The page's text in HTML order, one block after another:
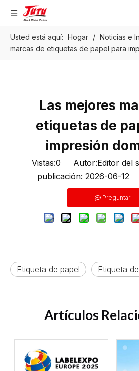
Usted está aquí: Hogar / Noticias e
marcas de etiquetas de papel para
Las mejores
etiquetas de
impresión
Vistas:0 Autor:Editor del
publicación: 2026-06-
Preguntar
Etiqueta de papel Etiqueta
Artículos